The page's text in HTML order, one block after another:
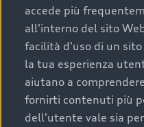
Revisione
Basta una breve sosta
accede più
all'interno del sito
facilità d'uso di un
la tua esperienza
aiutano a
fornirti contenuti più
dell'utente vale sia